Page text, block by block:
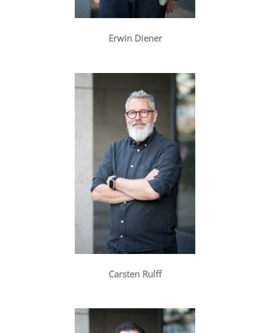
Erwin Diener
Carsten Rulff